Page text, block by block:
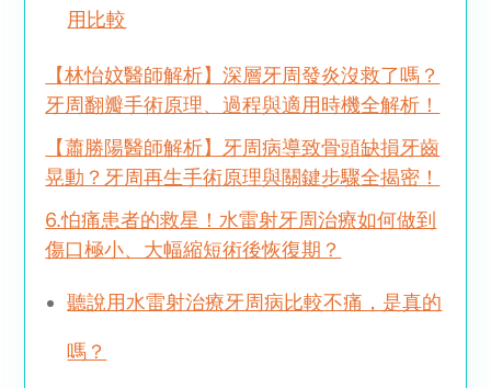
用比較
【林怡妏醫師解析】深層牙周發炎沒救了嗎？
牙周翻瓣手術原理、過程與適用時機全解析！
【蕭勝陽醫師解析】牙周病導致骨頭缺損牙齒
晃動？牙周再生手術原理與關鍵步驟全揭密！
6.怕痛患者的救星！水雷射牙周治療如何做到
傷口極小、大幅縮短術後恢復期？
聽說用水雷射治療牙周病比較不痛，是真的
嗎？